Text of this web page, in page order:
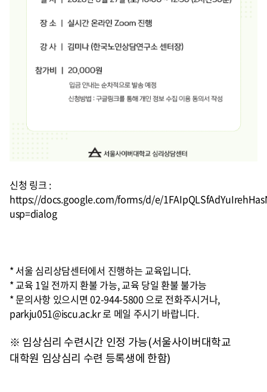
신청 링크 :
https://docs.google.com/forms/d/e/
usp=dialog
* 서울 심리상담센터에서 진행하는 교육입니다.
* 교육 1일 전까지 환불 가능, 교육 당일 환불 불가능
* 문의사항 있으시면 02-944-5800 으로 전화주시거나,
parkju051@iscu.ac.kr 로 메일 주시기 바랍니다.
※ 임상심리 수련시간 인정 가능(서울사이버대학교
대학원 임상심리 수련 등록생에 한함)